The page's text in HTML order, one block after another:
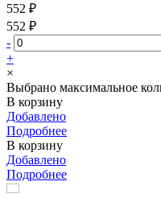
552 ₽
552 ₽
-
+
×
Выбрано максимальное
В корзину
Добавлено
Подробнее
В корзину
Добавлено
Подробнее